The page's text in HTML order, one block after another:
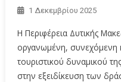
1 Δεκεμβρίου 2025
Η Περιφέρεια Δυτικής
οργανωμένη, συνεχόμενη
τουριστικού δυναμικού
στην εξειδίκευση των